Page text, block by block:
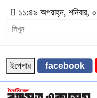
১১:৪৯ অপরাহ্ন, শনিবার,
ইপেপার facebook